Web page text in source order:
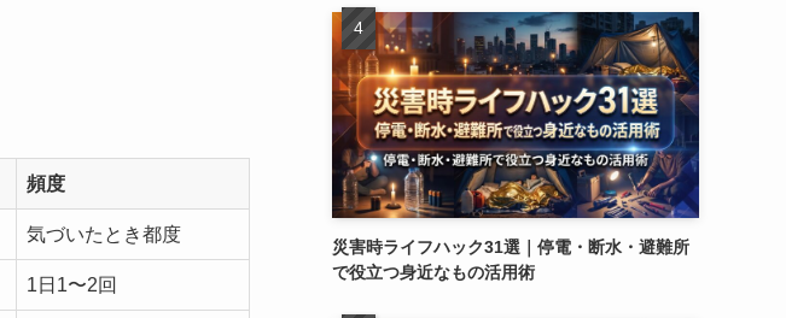
頻度
気づいたとき都度
1日1〜2回
災害時ライフハック31選｜停電・断水・避難所
で役立つ身近なもの活用術